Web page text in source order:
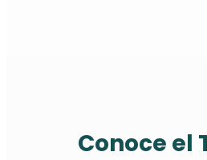
Conoce el